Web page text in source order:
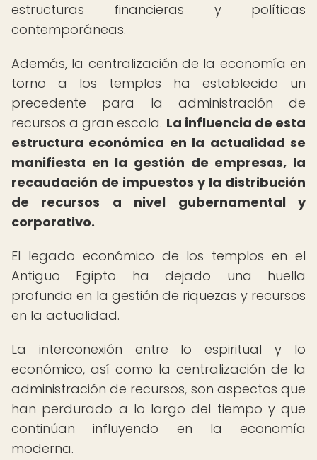
estructuras financieras y políticas
contemporáneas.
Además, la centralización de la economía en
torno a los templos ha establecido un
precedente para la administración de
recursos a gran escala. La influencia de esta
estructura económica en la actualidad se
manifiesta en la gestión de empresas, la
recaudación de impuestos y la distribución
de recursos a nivel gubernamental y
corporativo.
El legado económico de los templos en el
Antiguo Egipto ha dejado una huella
profunda en la gestión de riquezas y recursos
en la actualidad.
La interconexión entre lo espiritual y lo
económico, así como la centralización de la
administración de recursos, son aspectos que
han perdurado a lo largo del tiempo y que
continúan influyendo en la economía
moderna.